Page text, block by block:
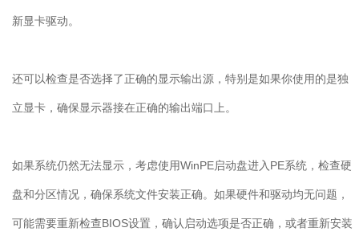
新显卡驱动。
还可以检查是否选择了正确的显示输出源，特别是如果你使用的是独
立显卡，确保显示器接在正确的输出端口上。
如果系统仍然无法显示，考虑使用WinPE启动盘进入 PE系统，检查硬
盘和分区情况，确保系统文件安装正确。如果硬件和驱动均无问题，
可能需要重新检查BIOS设置，确认启动选项是否正确，或者重新安装